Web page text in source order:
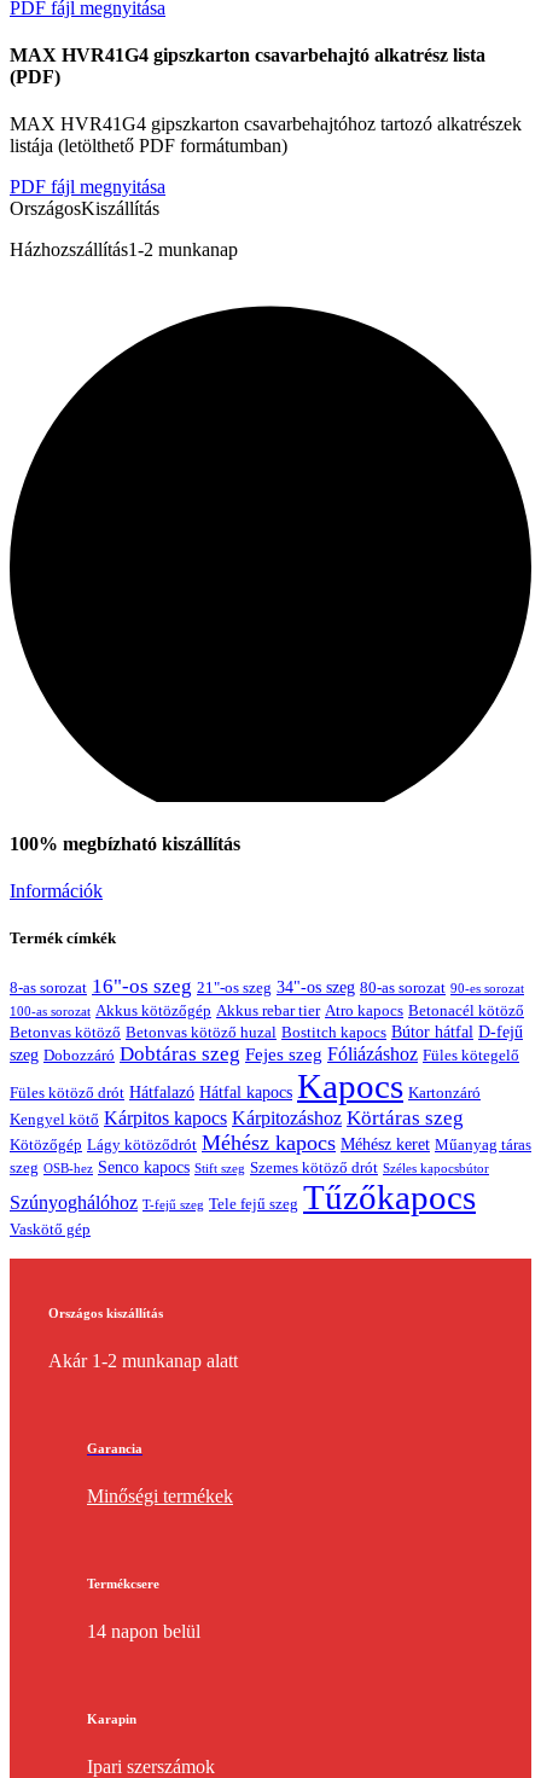
PDF fájl megnyitása
MAX HVR41G4 gipszkarton csavarbehajtó alkatrész lista
(PDF)
MAX HVR41G4 gipszkarton csavarbehajtóhoz tartozó alkatrészek
listája (letölthető PDF formátumban)
PDF fájl megnyitása
OrszágosKiszállítás
Házhozszállítás1-2 munkanap
100% megbízható kiszállítás
Információk
Termék címkék
8-as sorozat 16"-os szeg 21"-os szeg 34"-os szeg 80-as sorozat 90-es sorozat
100-as sorozat Akkus kötözőgép Akkus rebar tier Atro kapocs Betonacél kötöző
Betonvas kötöző Betonvas kötöző huzal Bostitch kapocs Bútor hátfal D-fejű
szeg Dobozzáró Dobtáras szeg Fejes szeg Fóliázáshoz Füles kötegelő
Füles kötöző drót Hátfalazó Hátfal kapocs Kapocs Kartonzáró
Kengyel kötő Kárpitos kapocs Kárpitozáshoz Körtáras szeg
Kötözőgép Lágy kötöződrót Méhész kapocs Méhész keret Műanyag táras
szeg OSB-hez Senco kapocs Stift szeg Szemes kötöző drót Széles kapocsbútor
Szúnyoghálóhoz T-fejű szeg Tele fejű szeg Tűzőkapocs
Vaskötő gép
Országos kiszállítás
Akár 1-2 munkanap alatt
Garancia
Minőségi termékek
Termékcsere
14 napon belül
Karapin
Ipari szerszámok